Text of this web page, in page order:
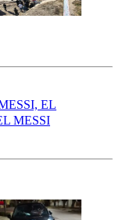
EL
MESSI